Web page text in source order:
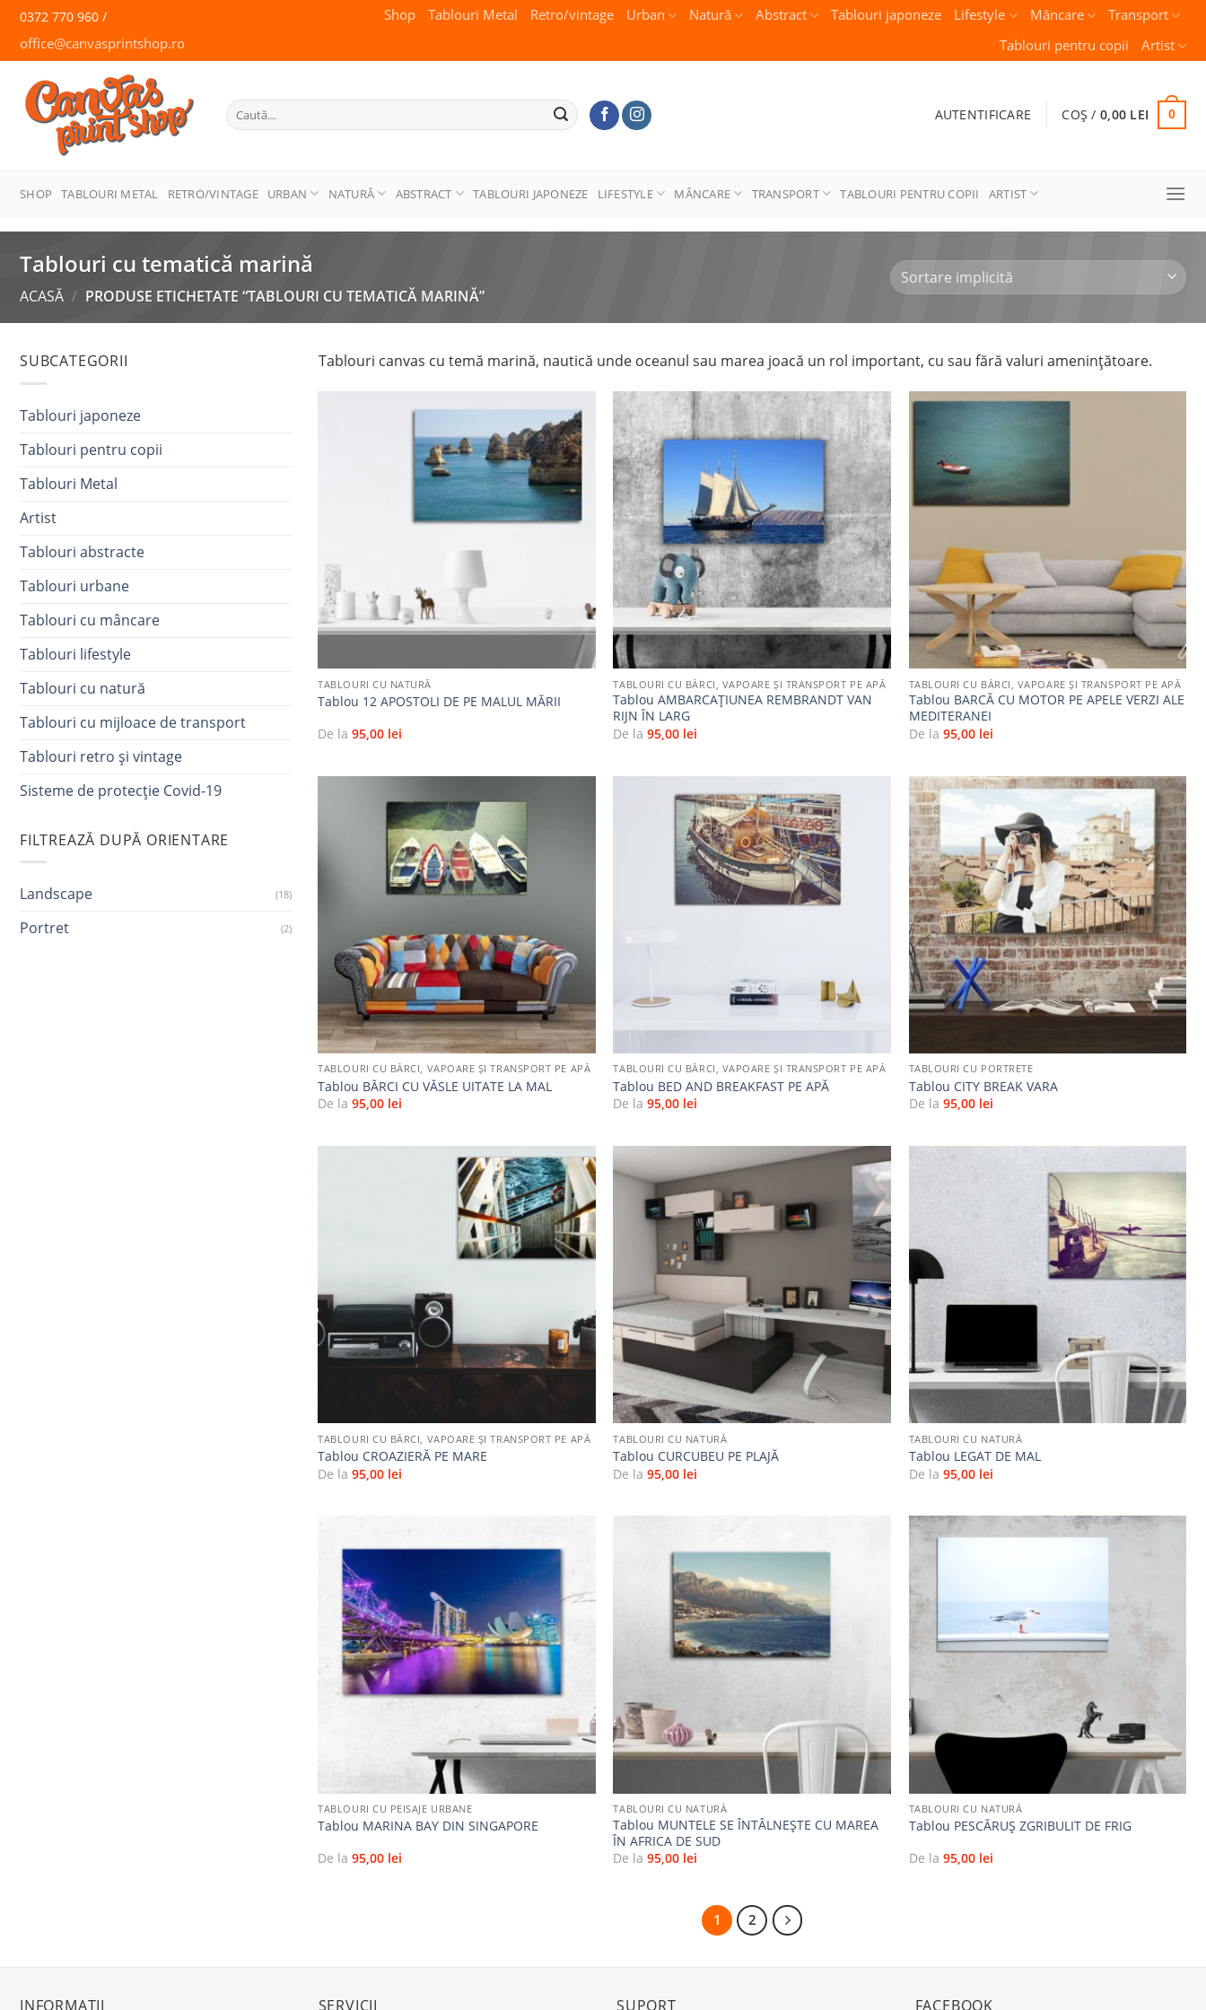
Skip
content
0372 770 960 /
office@canvasprintshop.ro
Shop Tablouri Metal Retro/vintage Urban Natură Abstract Tablouri japoneze Lifestyle Mâncare
Transport
Tablouri pentru copii
Artist
CANVAS
PRINT SHOP
Caută
după:
AUTENTIFICARE COȘ / 0,00 LEI 0
SHOP TABLOURI METAL RETRO/VINTAGE URBAN NATURĂ ABSTRACT TABLOURI JAPONEZE LIFESTYLE MÂNCARE TRANSPORT TABLOURI PENTRU COPII ARTIST
Tablouri cu tematică marină
ACASĂ / PRODUSE ETICHETATE “TABLOURI CU TEMATICĂ MARINĂ”
SUBCATEGORII
Tablouri japoneze
Tablouri pentru copii
Tablouri Metal
Artist
Tablouri abstracte
Tablouri urbane
Tablouri cu mâncare
Tablouri lifestyle
Tablouri cu natură
Tablouri cu mijloace de transport
Tablouri retro și vintage
Sisteme de protecție Covid-19
FILTREAZĂ DUPĂ ORIENTARE
Landscape (18)
Portret (2)
Tablouri canvas cu temă marină, nautică unde oceanul sau marea joacă un rol important, cu sau fără valuri amenințătoare.
Adaugă
la
favorite
TABLOURI CU NATURĂ
Tablou 12 APOSTOLI DE PE MALUL MĂRII
De la95,00 lei
Adaugă
favorite
TABLOURI CU BĂRCI, VAPOARE ȘI TRANSPORT PE APĂ
Tablou AMBARCAȚIUNEA REMBRANDT VAN
RIJN ÎN LARG
De la95,00 lei
+
TABLOURI CU BĂRCI, VAPOARE ȘI TRANSPORT PE APĂ
Tablou BARCĂ CU MOTOR PE APELE VERZI ALE
MEDITERANEI
De la 95,00 lei
+
TABLOURI CU BĂRCI, VAPOARE ȘI TRANSPORT PE APĂ
Tablou BĂRCI CU VĂSLE UITATE LA MAL
De la95,00 lei
Adaugă
favorite
+
TABLOURI CU BĂRCI, VAPOARE ȘI TRANSPORT PE APĂ
Tablou BED AND BREAKFAST PE APĂ
De la95,00 lei
Adaugă
la
favorite
TABLOURI CU PORTRETE
Tablou CITY BREAK VARA
De la 95,00 lei
Adaugă
la
favorite
TABLOURI CU BĂRCI, VAPOARE ȘI TRANSPORT PE APĂ
Tablou CROAZIERĂ PE MARE
De la95,00 lei
Adaugă
la
favorite
+
TABLOURI CU NATURĂ
Tablou CURCUBEU PE PLAJĂ
De la95,00 lei
Adaugă
la
favorite
TABLOURI CU NATURĂ
Tablou LEGAT DE MAL
De la 95,00 lei
Adaugă
favorite
TABLOURI CU PEISAJE URBANE
Tablou MARINA BAY DIN SINGAPORE
De la95,00 lei
TABLOURI CU NATURĂ
Tablou MUNTELE SE ÎNTÂLNEȘTE CU MAREA
ÎN AFRICA DE SUD
De la95,00 lei
TABLOURI CU NATURĂ
Tablou PESCĂRUȘ ZGRIBULIT DE FRIG
De la 95,00 lei
1 2
INFORMAȚII SERVICII SUPORT FACEBOOK